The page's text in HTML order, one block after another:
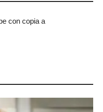
con copia a